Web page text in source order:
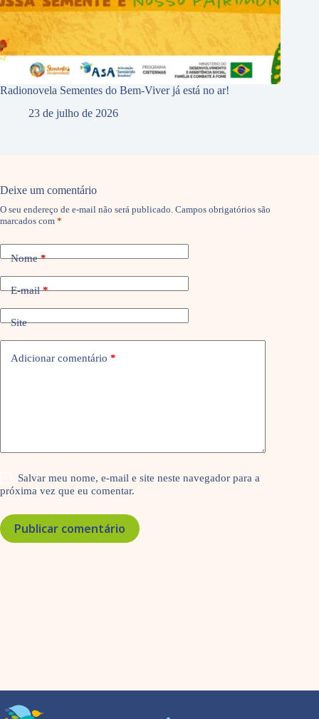
Radionovela Sementes do Bem-Viver já está no ar!
23 de julho de 2026
Deixe um comentário
O seu endereço de e-mail não será publicado. Campos obrigatórios são
marcados com *
Nome*
E-mail*
Site
Adicionar comentário *
Salvar meu nome, e-mail e site neste navegador para a
próxima vez que eu comentar.
Publicar comentário